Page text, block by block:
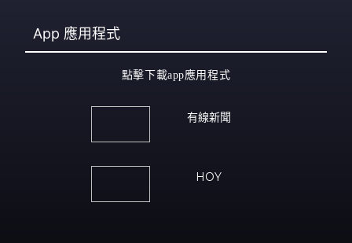
App 應用程式
點擊下載app應用程式
有線新聞
HOY